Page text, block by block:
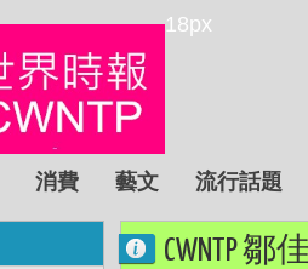
18px
消費 藝文 流行話題
CWNTP